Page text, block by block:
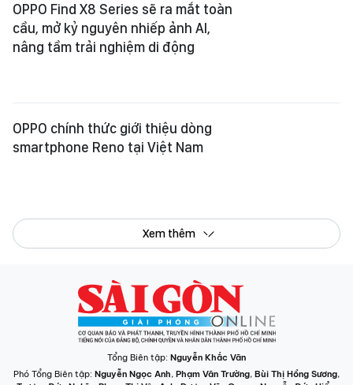
OPPO Find X8 Series sẽ ra mắt toàn
cầu, mở kỷ nguyên nhiếp ảnh AI,
nâng tầm trải nghiệm di động
OPPO chính thức giới thiệu dòng
smartphone Reno tại Việt Nam
Xem thêm
Tổng Biên tập: Nguyễn Khắc Văn
Phó Tổng Biên tập: Nguyễn Ngọc Anh, Phạm Văn Trường, Bùi Thị Hồng Sương,